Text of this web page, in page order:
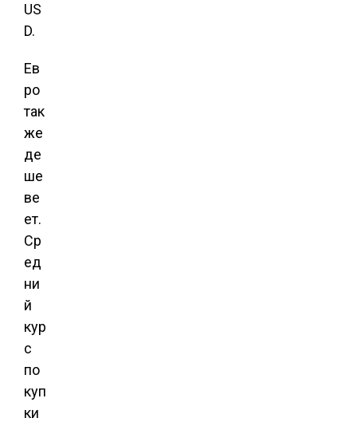
US
D.
Ев
ро
так
же
де
ше
ве
ет.
Ср
ед
ни
й
кур
с
по
куп
ки